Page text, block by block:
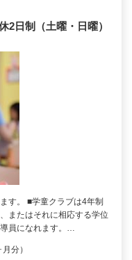
日制（土曜・日曜）
す。 ■学童クラブは4年制
またはそれに相応する学位
員になれます。…
分）